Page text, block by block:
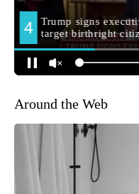
Around the Web